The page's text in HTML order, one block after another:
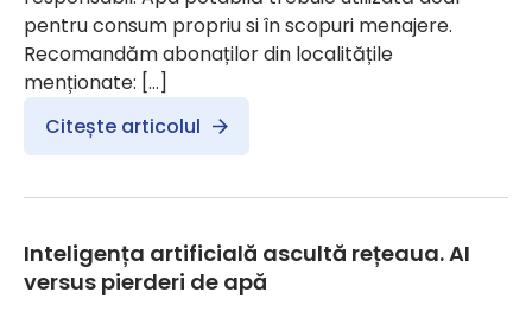
pentru consum propriu si în scopuri menajere.
Recomandăm abonaților din localitățile
menționate: […]
Citește articolul
Inteligența artificială ascultă rețeaua. AI
versus pierderi de apă